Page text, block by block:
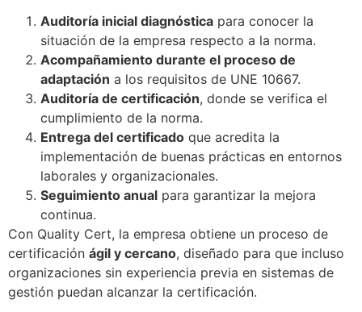
Auditoría inicial diagnóstica para conocer la
situación de la empresa respecto a la norma.
Acompañamiento durante el proceso de
adaptación a los requisitos de UNE 10667.
Auditoría de certificación, donde se verifica el
cumplimiento de la norma.
Entrega del certificado que acredita la
implementación de buenas prácticas en entornos
laborales y organizacionales.
Seguimiento anual para garantizar la mejora
continua.
Con Quality Cert, la empresa obtiene un proceso de
certificación ágil y cercano, diseñado para que incluso
organizaciones sin experiencia previa en sistemas de
gestión puedan alcanzar la certificación.